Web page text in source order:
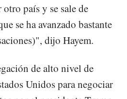
país y se sale de
se ha avanzado bastante
dijo Hayem.
de alto nivel de
Unidos para negociar